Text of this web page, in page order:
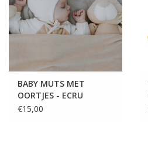
BABY MUTS MET
OORTJES - ECRU
€15,00